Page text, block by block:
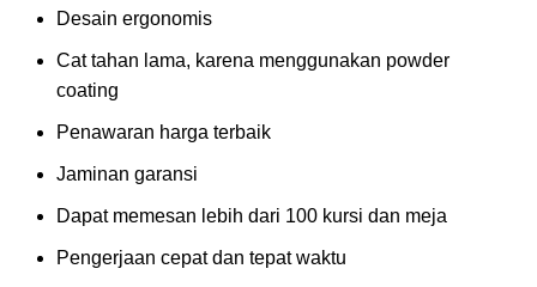
Desain ergonomis
Cat tahan lama, karena menggunakan powder
coating
Penawaran harga terbaik
Jaminan garansi
Dapat memesan lebih dari 100 kursi dan meja
Pengerjaan cepat dan tepat waktu